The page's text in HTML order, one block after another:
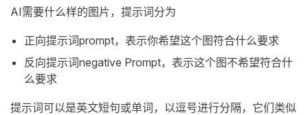
AI需要什么样的图片，提示词分为
正向提示词prompt，表示你希望这个图符合什么要求
反向提示词negative Prompt，表示这个图不希望符合什
么要求
提示词可以是英文短句或单词，以逗号进行分隔，它们类似